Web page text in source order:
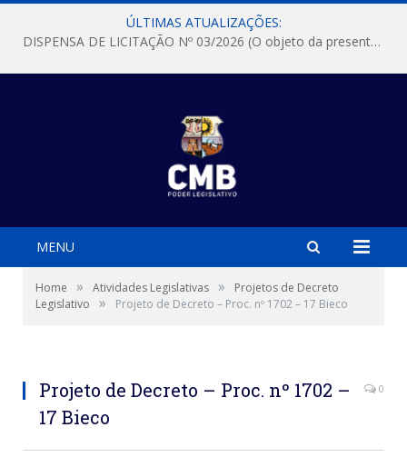
ÚLTIMAS ATUALIZAÇÕES:
DISPENSA DE LICITAÇÃO Nº 03/2026 (O objeto da presente dispensa é a escolha da proposta mais vantajosa para a aquisição, de aparelhos de ar condicionado, tipo Split, com material de instalação e fogão industrial, conforme condições, quantidades e exigências estabelecidas no termo de referencia e neste aviso de contratação direta e seus anexos)
MENU
Home » Atividades Legislativas »
Projetos de Decreto
Legislativo
» Projeto de Decreto – Proc. nº 1702 – 17 Bieco
Projeto de Decreto – Proc. nº 1702 –
17 Bieco
0